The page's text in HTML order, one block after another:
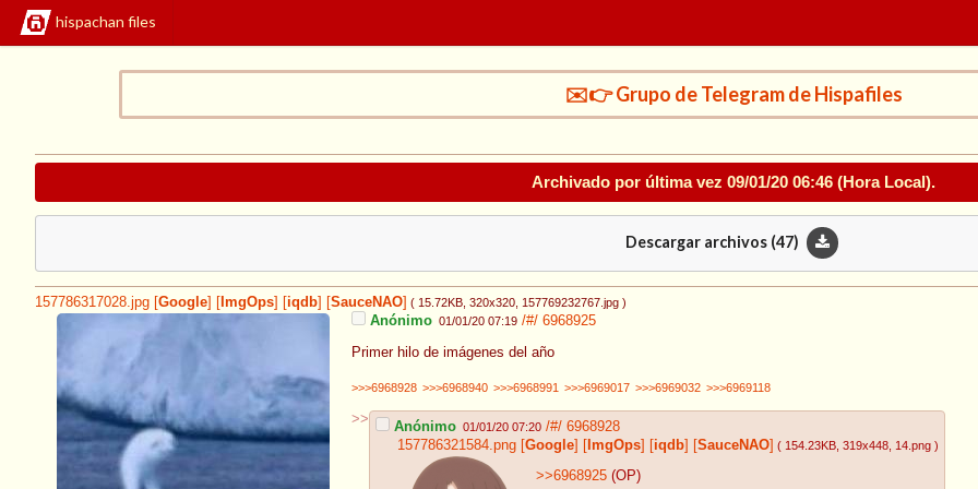
hispachan files
✉️👉 Grupo de Telegram de Hispafiles
Archivado por última vez 09/01/20 06:46 (Hora Local).
Descargar archivos (47)
157786317028.jpg Google ImgOps iqdb SauceNAO ( 15.72KB , 320x320 , 157769232767.jpg )
Anónimo 01/01/20 07:19 /#/ 6968925
Primer hilo de imágenes del año
>>>6968928 >>>6968940 >>>6968991 >>>6969017 >>>6969032 >>>6969118
>> Anónimo 01/01/20 07:20 /#/ 6968928
157786321584.png [Google] [ ImgOps] [iqdb] [SauceNAO] ( 154.23KB , 319x448 , 14.png )
>>6968925 (OP)